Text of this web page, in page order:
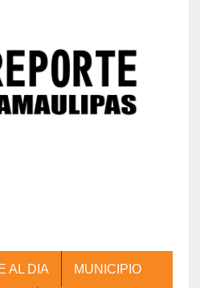
AL DIA MUNICIPIO